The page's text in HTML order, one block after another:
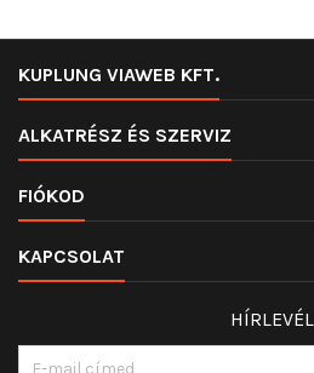
KUPLUNG VIAWEB KFT.
ALKATRÉSZ ÉS SZERVIZ
FIÓKOD
KAPCSOLAT
HÍRLEVÉL